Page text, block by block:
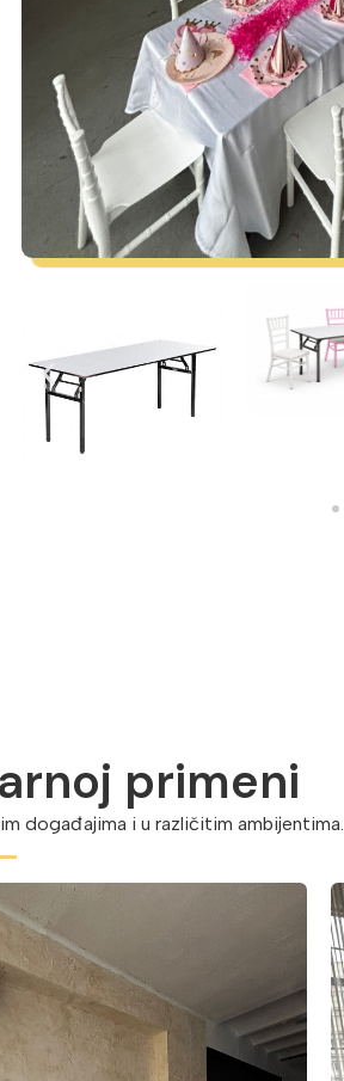
primeni
događajima i u različitim ambijentima.